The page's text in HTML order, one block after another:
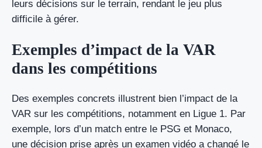
leurs décisions sur le terrain, rendant le jeu plus
difficile à gérer.
Exemples d’impact de la VAR
dans les compétitions
Des exemples concrets illustrent bien l’impact de la
VAR sur les compétitions, notamment en Ligue 1. Par
exemple, lors d’un match entre le PSG et Monaco,
une décision prise après un examen vidéo a changé le